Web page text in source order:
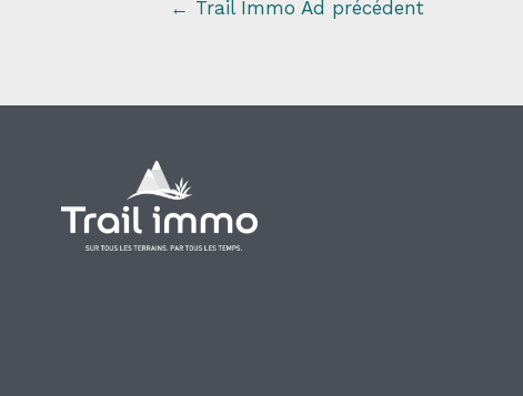
← Trail Immo Ad précédent